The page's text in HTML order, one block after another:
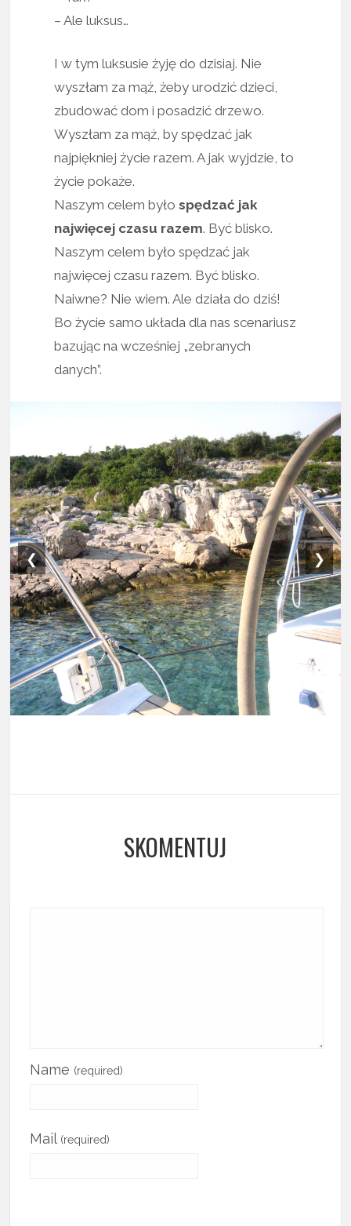
– Ale luksus…
I w tym luksusie żyję do dzisiaj. Nie
wyszłam za mąż, żeby urodzić dzieci,
zbudować dom i posadzić drzewo.
Wyszłam za mąż, by spędzać jak
najpiękniej życie razem. A jak wyjdzie, to
życie pokaże.
Naszym celem było spędzać jak
najwięcej czasu razem. Być blisko.
Naszym celem było spędzać jak
najwięcej czasu razem. Być blisko.
Naiwne? Nie wiem. Ale działa do dziś!
Bo życie samo układa dla nas scenariusz
bazując na wcześniej „zebranych
danych”.
❮ ❯
SKOMENTUJ
Name (required)
Mail (required)